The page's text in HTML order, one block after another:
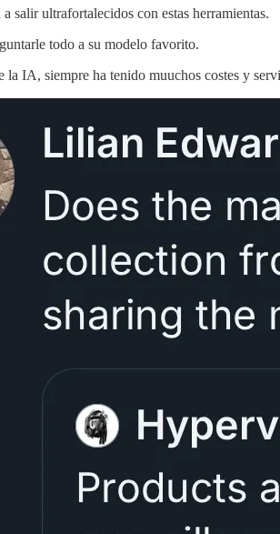
salir ultrafortalecidos con estas herramientas.
todo a su modelo favorito.
la IA, siempre ha tenido muuchos costes y